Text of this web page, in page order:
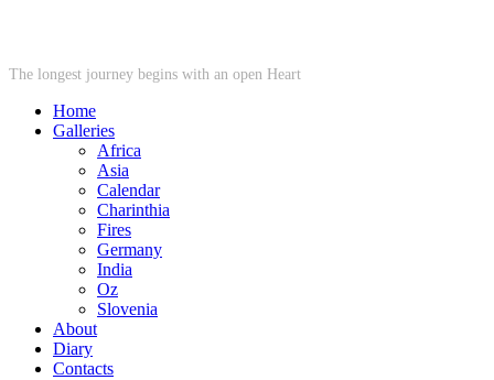
The longest journey begins with an open Heart
Home
Galleries
Africa
Asia
Calendar
Charinthia
Fires
Germany
India
Oz
Slovenia
About
Diary
Contacts